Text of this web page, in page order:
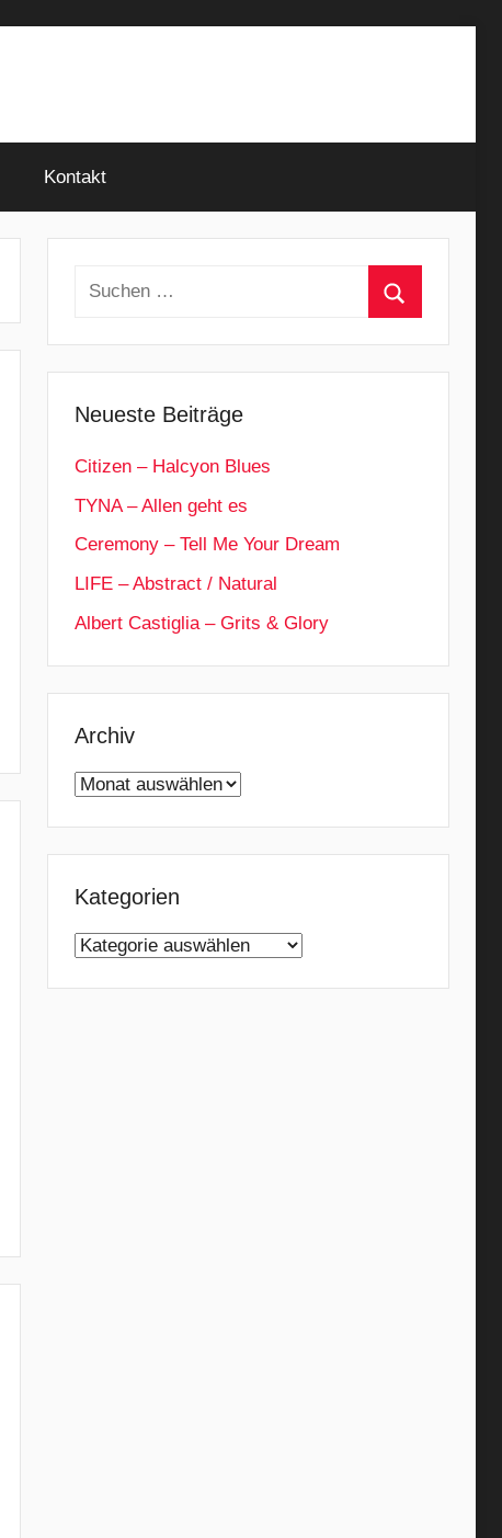
Kontakt
Suchen
Neueste Beiträge
Citizen – Halcyon Blues
TYNA – Allen geht es
Ceremony – Tell Me Your Dream
LIFE – Abstract / Natural
Albert Castiglia – Grits & Glory
Archiv
Archiv
Kategorien
Kategorien